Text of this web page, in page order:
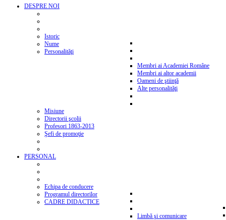
DESPRE NOI
Istoric
Nume
Personalităţi
Membri ai Academiei Române
Membri ai altor academii
Oameni de ştiinţă
Alte personalităţi
Misiune
Directorii şcolii
Profesori 1863-2013
Şefi de promoţie
PERSONAL
Echipa de conducere
Programul directorilor
CADRE DIDACTICE
Limbă şi comunicare